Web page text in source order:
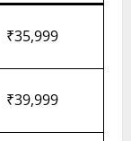
₹35,999
₹39,999